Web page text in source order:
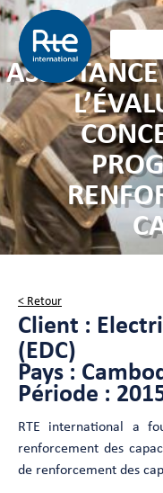
< Retour
Client :
(EDC)
Pays :
Période :
RTE international a
renforcement des
de renforcement des